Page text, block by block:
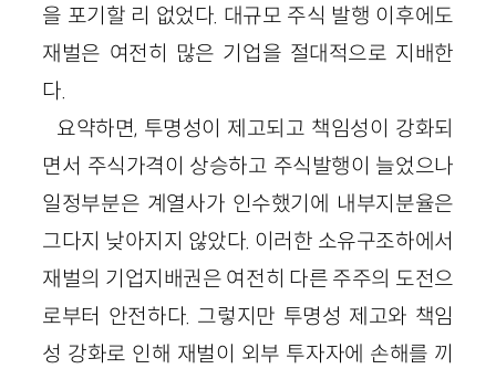
을 포기할 리 없었다. 대규모 주식 발행 이후에도
재벌은 여전히 많은 기업을 절대적으로 지배한
다.
요약하면, 투명성이 제고되고 책임성이 강화되
면서 주식가격이 상승하고 주식발행이 늘었으나
일정부분은 계열사가 인수했기에 내부지분율은
그다지 낮아지지 않았다. 이러한 소유구조하에서
재벌의 기업지배권은 여전히 다른 주주의 도전으
로부터 안전하다. 그렇지만 투명성 제고와 책임
성 강화로 인해 재벌이 외부 투자자에 손해를 끼